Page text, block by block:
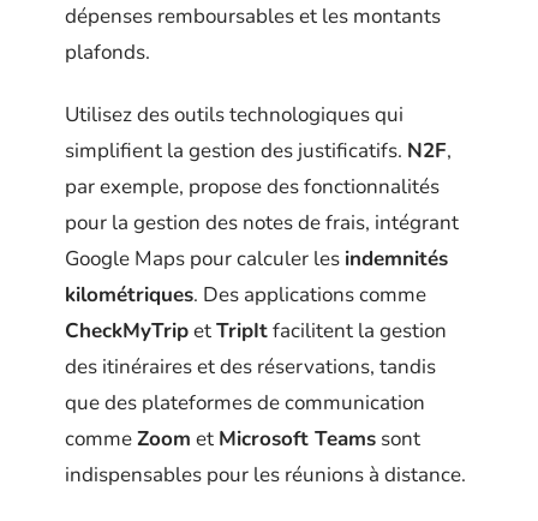
dépenses remboursables et les montants
plafonds.
Utilisez des outils technologiques qui
simplifient la gestion des justificatifs. N2F,
par exemple, propose des fonctionnalités
pour la gestion des notes de frais, intégrant
Google Maps pour calculer les indemnités
kilométriques. Des applications comme
CheckMyTripetTripItfacilitent la gestion
des itinéraires et des réservations, tandis
que des plateformes de communication
commeZoom et Microsoft Teams sont
indispensables pour les réunions à distance.